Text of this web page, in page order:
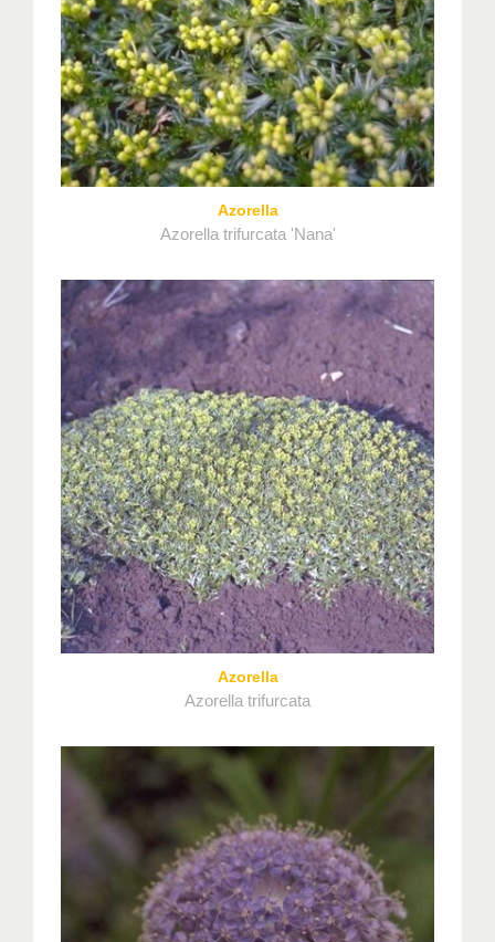
Azorella
Azorella trifurcata 'Nana'
Azorella
Azorella trifurcata